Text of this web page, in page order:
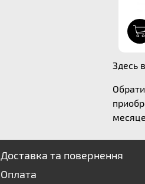
Здесь
Доставка та повернення
Оплата